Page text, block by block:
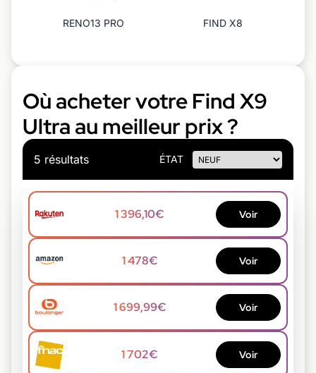
RENO13 PRO FIND X8
Où acheter votre Find X9
Ultra au meilleur prix ?
5 résultats ÉTAT
1 396,10€ Voir
1 478€ Voir
1 699,99€ Voir
1 702€ Voir